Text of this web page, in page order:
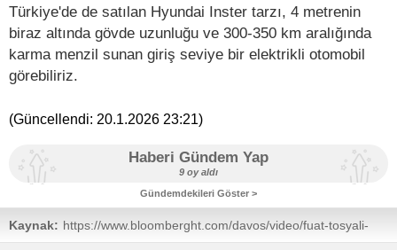
Türkiye'de de satılan Hyundai Inster tarzı, 4 metrenin
biraz altında gövde uzunluğu ve 300-350 km aralığında
karma menzil sunan giriş seviye bir elektrikli otomobil
görebiliriz.
(Güncellendi: 20.1.2026 23:21)
Haberi Gündem Yap
9 oy aldı
Gündemdekileri Göster >
Kaynak: https://www.bloomberght.com/davos/video/fuat-tosyali-
togg-icin-bu-yil-hedefimiz-60-bin-ve-uzeri-uretim/93711